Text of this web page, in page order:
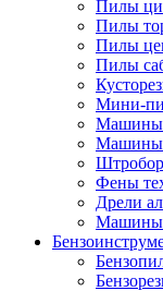
Пилы
Пилы
Пилы
Пилы
Мини-
Машины
Машины
Фены
Дрели
Машины